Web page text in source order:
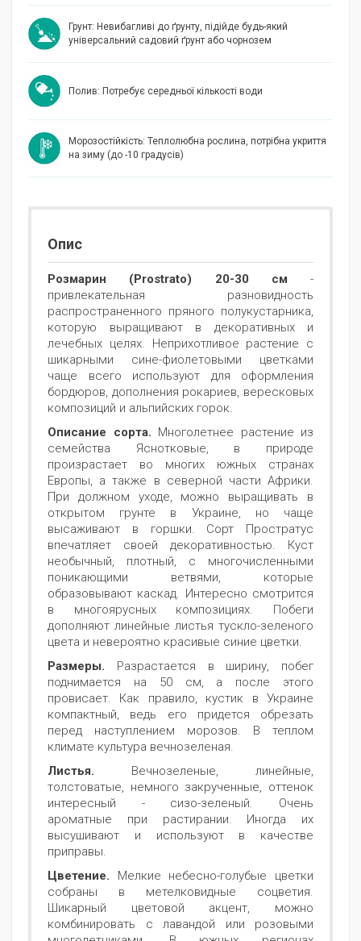
Грунт: Невибагливі до ґрунту, підійде будь-який
універсальний садовий ґрунт або чорнозем
Полив: Потребує середньої кількості води
Морозостійкість: Теплолюбна рослина, потрібна укриття
на зиму (до -10 градусів)
Опис
Розмарин (Prostrato) 20-30 см -
привлекательная разновидность
распространенного пряного полукустарника,
которую выращивают в декоративных и
лечебных целях. Неприхотливое растение с
шикарными сине-фиолетовыми цветками
чаще всего используют для оформления
бордюров, дополнения рокариев, вересковых
композиций и альпийских горок.
Описание сорта. Многолетнее растение из
семейства Яснотковые, в природе
произрастает во многих южных странах
Европы, а также в северной части Африки.
При должном уходе, можно выращивать в
открытом грунте в Украине, но чаще
высаживают в горшки. Сорт Простратус
впечатляет своей декоративностью. Куст
необычный, плотный, с многочисленными
поникающими ветвями, которые
образовывают каскад. Интересно смотрится
в многоярусных композициях. Побеги
дополняют линейные листья тускло-зеленого
цвета и невероятно красивые синие цветки.
Размеры. Разрастается в ширину, побег
поднимается на 50 см, а после этого
провисает. Как правило, кустик в Украине
компактный, ведь его придется обрезать
перед наступлением морозов. В теплом
климате культура вечнозеленая.
Листья. Вечнозеленые, линейные,
толстоватые, немного закрученные, оттенок
интересный - сизо-зеленый. Очень
ароматные при растирании. Иногда их
высушивают и используют в качестве
приправы.
Цветение. Мелкие небесно-голубые цветки
собраны в метелковидные соцветия.
Шикарный цветовой акцент, можно
комбинировать с лавандой или розовыми